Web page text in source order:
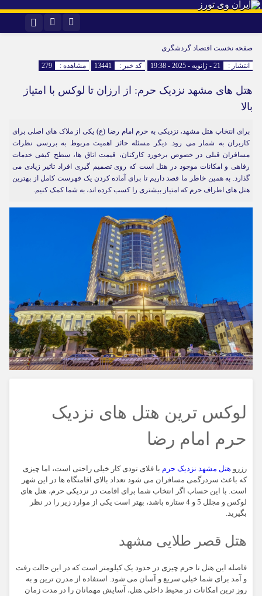
اینستاگرام
صفحه نخست اقتصاد گردشگری
انتشار : 21 - ژانویه - 2025 - 19:38 کد خبر : 13441 مشاهده : 279
هتل های مشهد نزدیک حرم: از ارزان تا لوکس با امتیاز
بالا
برای انتخاب هتل مشهد، نزدیکی به حرم امام رضا (ع) یکی از ملاک های اصلی برای
کاربران به شمار می رود. دیگر مسئله حائز اهمیت مربوط به بررسی نظرات
مسافران قبلی در خصوص برخورد کارکنان، قیمت اتاق ها، سطح کیفی خدمات
رفاهی و امکانات موجود در هتل است که روی تصمیم گیری افراد تاثیر زیادی می
گذارد. به همین خاطر ما قصد داریم تا برای آماده کردن یک فهرست کامل از بهترین
هتل های اطراف حرم که امتیاز بیشتری را کسب کرده اند، به شما کمک کنیم.
لوکس ترین هتل های نزدیک
حرم امام رضا
رزرو هتل مشهد نزدیک حرم با فلای تودی کار خیلی راحتی است، اما چیزی
که باعث سردرگمی مسافران می شود تعداد بالای اقامتگاه ها در این شهر
است. با این حساب اگر انتخاب شما برای اقامت در نزدیکی حرم، هتل های
لوکس و مجلل 5 و 4 ستاره باشد، بهتر است یکی از موارد زیر را در نظر
بگیرید.
هتل قصر طلایی مشهد
فاصله این هتل تا حرم چیزی در حدود یک کیلومتر است که در این حالت رفت
و آمد برای شما خیلی سریع و آسان می شود. استفاده از مدرن ترین و به
روز ترین امکانات در محیط داخلی هتل، آسایش مهمانان را در مدت زمان